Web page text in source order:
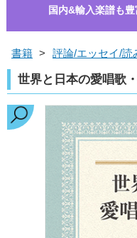
国内&輸入楽譜も豊
書籍 > 評論/エッセイ/読
世界と日本の愛唱歌